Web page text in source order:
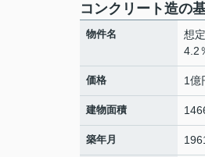
コンクリート造の
物件名
想
4.2
価格 1億
建物面積
築年月